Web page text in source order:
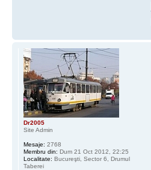
Dr2005
Site Admin
Mesaje: 2768
Membru din: Dum 21 Oct 2012, 22:25
Localitate: Bucureşti, Sector 6, Drumul
Taberei